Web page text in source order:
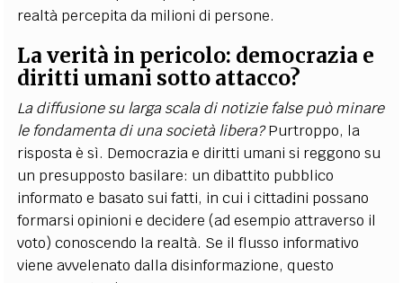
realtà percepita da milioni di persone.
La verità in pericolo: democrazia e
diritti umani sotto attacco?
La diffusione su larga scala di notizie false può minare
le fondamenta di una società libera?Purtroppo, la
risposta è sì. Democrazia e diritti umani si reggono su
un presupposto basilare: un dibattito pubblico
informato e basato sui fatti, in cui i cittadini possano
formarsi opinioni e decidere (ad esempio attraverso il
voto) conoscendo la realtà. Se il flusso informativo
viene avvelenato dalla disinformazione, questo